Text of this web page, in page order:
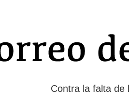
Contra la falta de